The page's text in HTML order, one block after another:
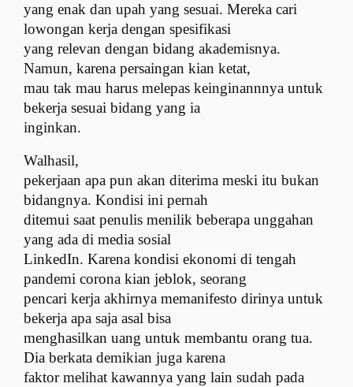
yang enak dan upah yang sesuai. Mereka cari
lowongan kerja dengan spesifikasi
yang relevan dengan bidang akademisnya.
Namun, karena persaingan kian ketat,
mau tak mau harus melepas keinginannnya untuk
bekerja sesuai bidang yang ia
inginkan.
Walhasil,
pekerjaan apa pun akan diterima meski itu bukan
bidangnya. Kondisi ini pernah
ditemui saat penulis menilik beberapa unggahan
yang ada di media sosial
LinkedIn. Karena kondisi ekonomi di tengah
pandemi corona kian jeblok, seorang
pencari kerja akhirnya memanifesto dirinya untuk
bekerja apa saja asal bisa
menghasilkan uang untuk membantu orang tua.
Dia berkata demikian juga karena
faktor melihat kawannya yang lain sudah pada